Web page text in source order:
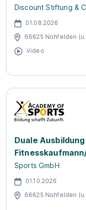
Discount Stiftung &
01.08.2026
66625 Nohfelden
Video
Duale
Sports GmbH
01.10.2026
66625 Nohfelden